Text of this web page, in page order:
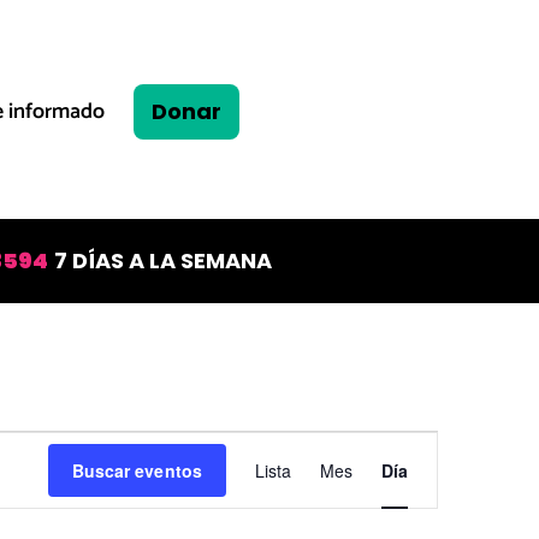
informado
Donar
7 DÍAS A LA SEMANA
Buscar eventos Lista Mes Día